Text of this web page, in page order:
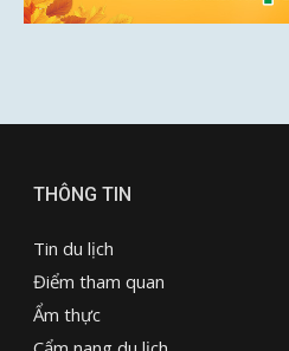
THÔNG TIN
Tin du lịch
Điểm tham quan
Ẩm thực